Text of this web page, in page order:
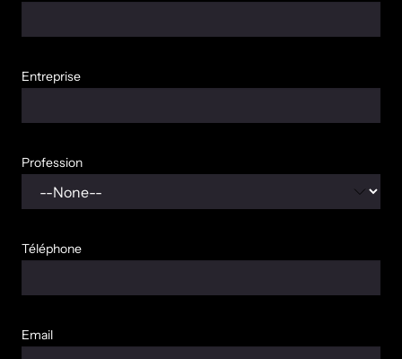
Entreprise
Profession
Téléphone
Email